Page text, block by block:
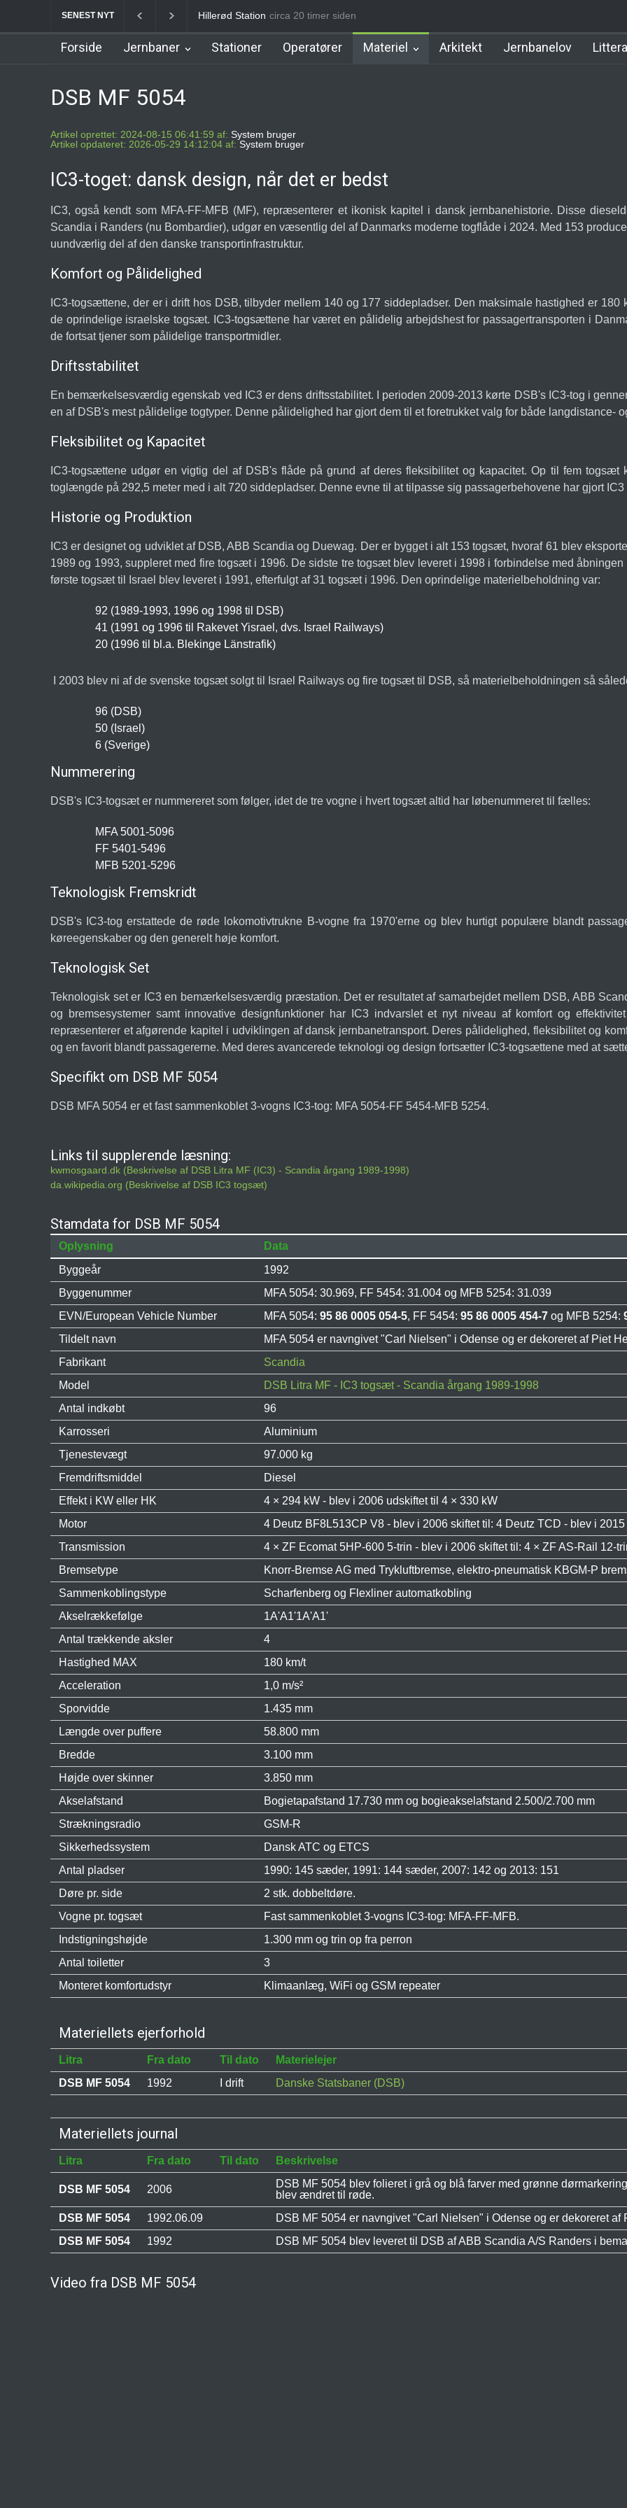
SENEST NYT København Syd Station Nørrebro B Station [1886-1930]
4 dage siden
Forside Jernbaner Stationer Operatører Materiel Arkitekt Jernbanelov
DSB MF 5054
Artikel oprettet: 2024-08-15 06:41:59 af: System bruger
Artikel opdateret: 2026-05-29 14:12:04 af: System bruger
IC3-toget: dansk design, når det er bedst
IC3, også kendt som MFA-FF-MFB (MF), repræsenterer et ikonisk kapitel i dansk jernbanehistorie. Disse
Scandia i Randers (nu Bombardier), udgør en væsentlig del af Danmarks moderne togflåde i 2024. Med 153
uundværlig del af den danske transportinfrastruktur.
Komfort og Pålidelighed
IC3-togsættene, der er i drift hos DSB, tilbyder mellem 140 og 177 siddepladser. Den maksimale hastighed er
de oprindelige israelske togsæt. IC3-togsættene har været en pålidelig arbejdshest for passagertransporten i
de fortsat tjener som pålidelige transportmidler.
Driftsstabilitet
En bemærkelsesværdig egenskab ved IC3 er dens driftsstabilitet. I perioden 2009-2013 kørte DSB's IC3-tog i
en af DSB's mest pålidelige togtyper. Denne pålidelighed har gjort dem til et foretrukket valg for både langdistance-
Fleksibilitet og Kapacitet
IC3-togsættene udgør en vigtig del af DSB's flåde på grund af deres fleksibilitet og kapacitet. Op til fem togsæt
toglængde på 292,5 meter med i alt 720 siddepladser. Denne evne til at tilpasse sig passagerbehovene har gjort
Historie og Produktion
IC3 er designet og udviklet af DSB, ABB Scandia og Duewag. Der er bygget i alt 153 togsæt, hvoraf 61 blev
1989 og 1993, suppleret med fire togsæt i 1996. De sidste tre togsæt blev leveret i 1998 i forbindelse med
første togsæt til Israel blev leveret i 1991, efterfulgt af 31 togsæt i 1996. Den oprindelige materielbeholdning var:
92 (1989-1993, 1996 og 1998 til DSB)
41 (1991 og 1996 til Rakevet Yisrael, dvs. Israel Railways)
20 (1996 til bl.a. Blekinge Länstrafik)
I 2003 blev ni af de svenske togsæt solgt til Israel Railways og fire togsæt til DSB, så materielbeholdningen så
96 (DSB)
50 (Israel)
6 (Sverige)
Nummerering
DSB's IC3-togsæt er nummereret som følger, idet de tre vogne i hvert togsæt altid har løbenummeret til fælles:
MFA 5001-5096
FF 5401-5496
MFB 5201-5296
Teknologisk Fremskridt
DSB's IC3-tog erstattede de røde lokomotivtrukne B-vogne fra 1970'erne og blev hurtigt populære blandt
køreegenskaber og den generelt høje komfort.
Teknologisk Set
Teknologisk set er IC3 en bemærkelsesværdig præstation. Det er resultatet af samarbejdet mellem DSB, ABB
og bremsesystemer samt innovative designfunktioner har IC3 indvarslet et nyt niveau af komfort og
repræsenterer et afgørende kapitel i udviklingen af dansk jernbanetransport. Deres pålidelighed, fleksibilitet og
og en favorit blandt passagererne. Med deres avancerede teknologi og design fortsætter IC3-togsættene med at
Specifikt om DSB MF 5054
DSB MFA 5054 er et fast sammenkoblet 3-vogns IC3-tog: MFA 5054-FF 5454-MFB 5254.
Links til supplerende læsning:
kwmosgaard.dk (Beskrivelse af DSB Litra MF (IC3) - Scandia årgang 1989-1998)
da.wikipedia.org (Beskrivelse af DSB IC3 togsæt)
Stamdata for DSB MF 5054
Oplysning
Data
Byggeår
1992
Byggenummer
MFA 5054: 30.969, FF 5454: 31.004 og MFB 5254: 31.039
EVN/European Vehicle Number
MFA 5054: 95 86 0005 054-5, FF 5454: 95 86 0005 454-7 og MFB 5254:
Tildelt navn
MFA 5054 er navngivet "Carl Nielsen" i Odense og er dekoreret af Piet
Fabrikant
Scandia
Model
DSB Litra MF - IC3 togsæt - Scandia årgang 1989-1998
Antal indkøbt
96
Karrosseri
Aluminium
Tjenestevægt
97.000 kg
Fremdriftsmiddel
Diesel
Effekt i KW eller HK
4 × 294 kW - blev i 2006 udskiftet til 4 × 330 kW
Motor
4 Deutz BF8L513CP V8 - blev i 2006 skiftet til: 4 Deutz TCD - blev i
Transmission
4 × ZF Ecomat 5HP-600 5-trin - blev i 2006 skiftet til: 4 × ZF AS-Rail 12-
Bremsetype
Knorr-Bremse AG med Trykluftbremse, elektro-pneumatisk KBGM-P
Sammenkoblingstype
Scharfenberg og Flexliner automatkobling
Akselrækkefølge
1A'A1'1A'A1'
Antal trækkende aksler
4
Hastighed MAX
180 km/t
Acceleration
1,0 m/s²
Sporvidde
1.435 mm
Længde over puffere
58.800 mm
Bredde
3.100 mm
Højde over skinner
3.850 mm
Akselafstand
Bogietapafstand 17.730 mm og bogieakselafstand 2.500/2.700 mm
Strækningsradio
GSM-R
Sikkerhedssystem
Dansk ATC og ETCS
Antal pladser
1990: 145 sæder, 1991: 144 sæder, 2007: 142 og 2013: 151
Døre pr. side
2 stk. dobbeltdøre.
Vogne pr. togsæt
Fast sammenkoblet 3-vogns IC3-tog: MFA-FF-MFB.
Indstigningshøjde
1.300 mm og trin op fra perron
Antal toiletter
3
Monteret komfortudstyr
Klimaanlæg, WiFi og GSM repeater
Materiellets ejerforhold
Litra Fra dato Til dato Materielejer
DSB MF 5054
1992 I drift Danske Statsbaner (DSB)
Materiellets journal
Litra Fra dato Til dato Beskrivelse
DSB MF 5054 2006
DSB MF 5054 blev folieret i grå og blå farver med grønne
blev ændret til røde.
DSB MF 5054
1992.06.09
DSB MF 5054 er navngivet "Carl Nielsen" i Odense og er dekoreret af
DSB MF 5054
1992 DSB MF 5054 blev leveret til DSB af ABB Scandia A/S Randers i
Video fra DSB MF 5054